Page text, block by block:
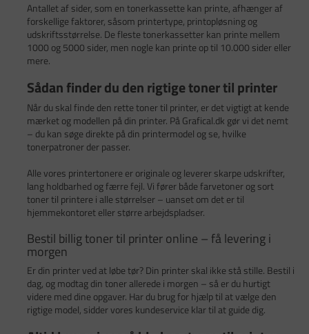
Antallet af sider, som en tonerkassette kan printe, afhænger af
forskellige faktorer, såsom printertype, printopløsning og
udskriftsstørrelse. De fleste tonerkassetter kan printe mellem
1000 og 5000 sider, men nogle kan printe op til 10.000 sider eller
mere.
Sådan finder du den rigtige toner til printer
Når du skal finde den rette toner til printer, er det vigtigt at kende
mærket og modellen på din printer. På Grafical.dk gør vi det nemt
– du kan søge direkte på din printermodel og se, hvilke
tonerpatroner der passer.
Alle vores printertonere er originale og leverer skarpe udskrifter,
lang holdbarhed og færre fejl. Vi fører både farvetoner og sort
toner til printere i alle størrelser – uanset om det er til
hjemmekontoret eller større arbejdspladser.
Bestil billig toner til printer online – få levering i
morgen
Er din printer ved at løbe tør? Din printer skal ikke stå stille. Bestil i
dag, og modtag din toner allerede i morgen – så er du hurtigt
videre med dine opgaver. Har du brug for hjælp til at vælge den
rigtige model, sidder vores kundeservice klar til at guide dig.